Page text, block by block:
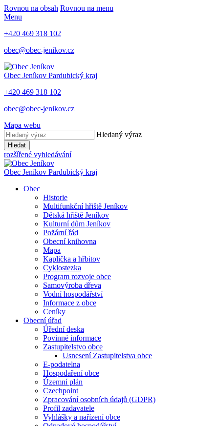
Rovnou na obsah Rovnou na menu
Menu
+420 469 318 102
obec@obec-jenikov.cz
Obec Jeníkov Pardubický kraj
+420 469 318 102
obec@obec-jenikov.cz
Mapa webu
Hledaný výraz
Hledat
rozšířené vyhledávání
Obec Jeníkov Pardubický kraj
Obec
Historie
Multifunkční hřiště Jeníkov
Dětská hřiště Jeníkov
Kulturní dům Jeníkov
Požární řád
Obecní knihovna
Mapa
Kaplička a hřbitov
Cyklostezka
Program rozvoje obce
Samovýroba dřeva
Vodní hospodářství
Informace z obce
Ceníky
Obecní úřad
Úřední deska
Povinné informace
Zastupitelstvo obce
Usnesení Zastupitelstva obce
E-podatelna
Hospodaření obce
Územní plán
Czechpoint
Zpracování osobních údajů (GDPR)
Profil zadavatele
Vyhlášky a nařízení obce